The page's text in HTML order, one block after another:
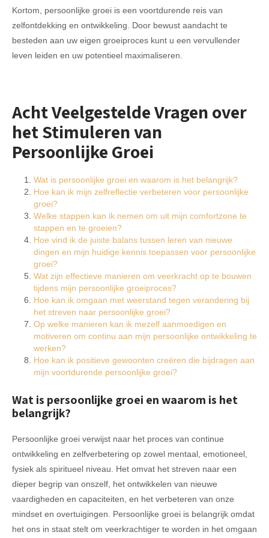
Kortom, persoonlijke groei is een voortdurende reis van
zelfontdekking en ontwikkeling. Door bewust aandacht te
besteden aan uw eigen groeiproces kunt u een vervullender
leven leiden en uw potentieel maximaliseren.
Acht Veelgestelde Vragen over
het Stimuleren van
Persoonlijke Groei
Wat is persoonlijke groei en waarom is het belangrijk?
Hoe kan ik mijn zelfreflectie verbeteren voor persoonlijke
groei?
Welke stappen kan ik nemen om uit mijn comfortzone te
stappen en te groeien?
Hoe vind ik de juiste balans tussen leren van nieuwe
dingen en mijn huidige kennis toepassen voor persoonlijke
groei?
Wat zijn effectieve manieren om veerkracht op te bouwen
tijdens mijn persoonlijke groeiproces?
Hoe kan ik omgaan met weerstand tegen verandering bij
het streven naar persoonlijke groei?
Op welke manieren kan ik mezelf aanmoedigen en
motiveren om continu aan mijn persoonlijke ontwikkeling te
werken?
Hoe kan ik positieve gewoonten creëren die bijdragen aan
mijn voortdurende persoonlijke groei?
Wat is persoonlijke groei en waarom is het
belangrijk?
Persoonlijke groei verwijst naar het proces van continue
ontwikkeling en zelfverbetering op zowel mentaal, emotioneel,
fysiek als spiritueel niveau. Het omvat het streven naar een
dieper begrip van onszelf, het ontwikkelen van nieuwe
vaardigheden en capaciteiten, en het verbeteren van onze
mindset en overtuigingen. Persoonlijke groei is belangrijk omdat
het ons in staat stelt om veerkrachtiger te worden in het omgaan